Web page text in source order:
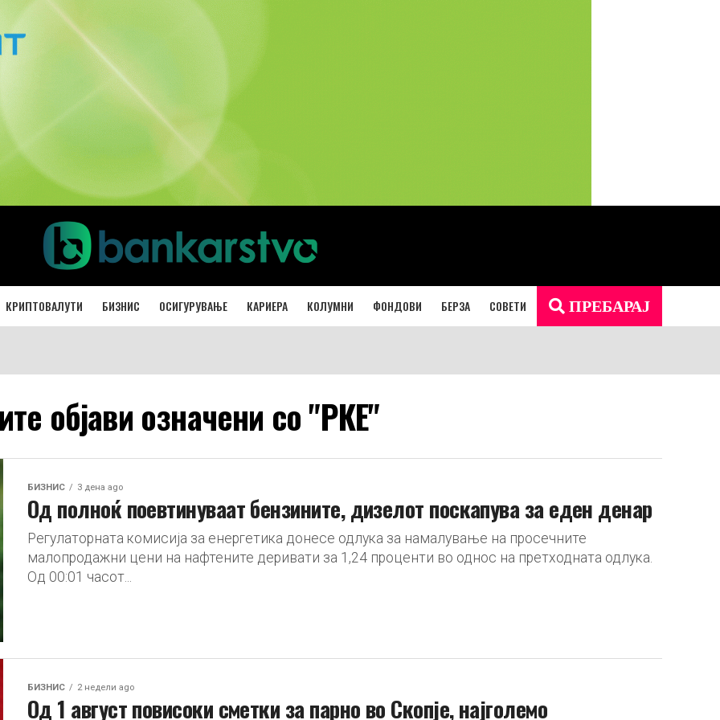
КРИПТОВАЛУТИ БИЗНИС ОСИГУРУВАЊЕ КАРИЕРА КОЛУМНИ ФОНДОВИ БЕРЗА СОВЕТИ ПРЕБАРАЈ
објави означени со "РКЕ"
БИЗНИС 3 дена ago
Од полноќ поевтинуваат бензините, дизелот поскапува за еден денар
Регулаторната комисија за енергетика донесе одлука за намалување на просечните
малопродажни цени на нафтените деривати за 1,24 проценти во однос на претходната одлука.
Од 00:01 часот...
БИЗНИС 2 недели ago
Од 1 август повисоки сметки за парно во Скопје, најголемо